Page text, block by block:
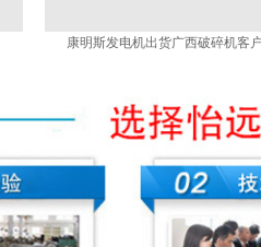
康明斯发电机出货广西破碎机客